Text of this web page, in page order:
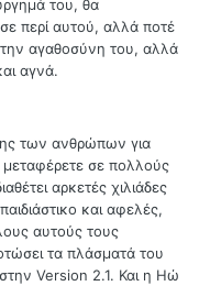
του, θα
περί αυτού, αλλά ποτέ
αγαθοσύνη του, αλλά
αγνά.
των ανθρώπων για
μεταφέρετε σε πολλούς
αρκετές χιλιάδες
και αφελές,
αυτούς τους
τα πλάσματά του
Version 2.1. Και η Ηώ